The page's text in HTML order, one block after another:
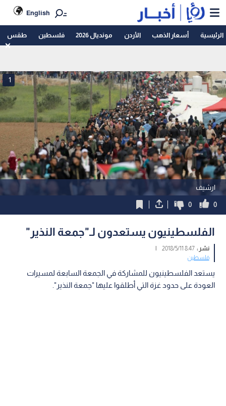
English
الرئيسية أسعار الذهب الأردن مونديال 2026 فلسطين طقس
ارشيف
1
0
0
الفلسطينيون يستعدون لـ"جمعة النذير"
نشر :8:47 2018/5/11
|
فلسطين
يستعد الفلسطينيون للمشاركة في الجمعة السابعة لمسيرات
العودة على حدود غزة التي أطلقوا عليها "جمعة النذير".